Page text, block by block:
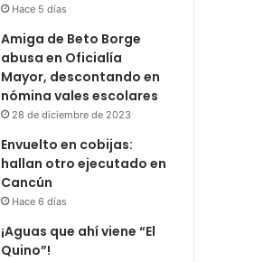
Hace 5 días
Amiga de Beto Borge
abusa en Oficialía
Mayor, descontando en
nómina vales escolares
28 de diciembre de 2023
Envuelto en cobijas:
hallan otro ejecutado en
Cancún
Hace 6 días
¡Aguas que ahí viene “El
Quino”!